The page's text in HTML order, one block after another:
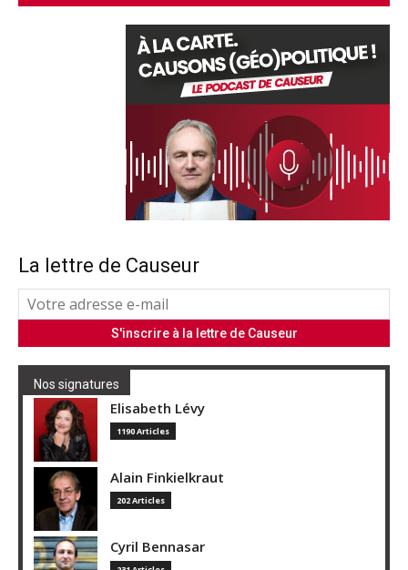
La lettre de Causeur
Nos signatures
Elisabeth Lévy
1190 Articles
Alain Finkielkraut
202 Articles
Cyril Bennasar